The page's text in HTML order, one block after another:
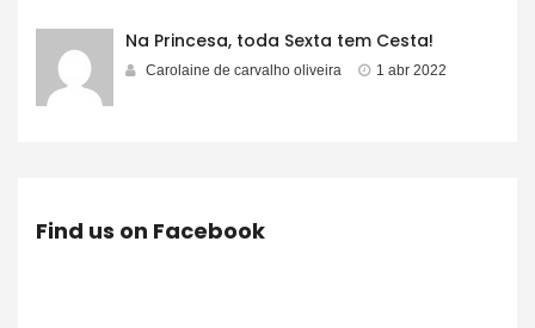
Na Princesa, toda Sexta tem Cesta!
Carolaine de carvalho oliveira 1 abr 2022
Find us on Facebook